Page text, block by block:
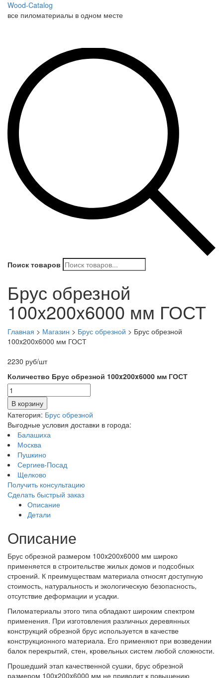
Wood-Catalog
все пиломатериалы в одном месте
Поиск товаров
Брус обрезной
100x200x6000 мм ГОСТ
Главная > Магазин > Брус обрезной > Брус обрезной
100x200x6000 мм ГОСТ
2230 руб/шт
Количество Брус обрезной 100x200x6000 мм ГОСТ
В корзину
Категория: Брус обрезной
Выгодные условия доставки в города:
Балашиха
Москва
Пушкино
Сергиев-Посад
Щелково
Получить консультацию
Сделать быстрый заказ
Описание
Детали
Описание
Брус обрезной размером 100x200x6000 мм широко
применяется в строительстве жилых домов и подсобных
строений. К преимуществам материала относят доступную
стоимость, натуральность и экологическую безопасность,
отсутствие деформации и усадки.
Пиломатериалы этого типа обладают широким спектром
применения. При изготовления различных деревянных
конструкций обрезной брус используется в качестве
конструкционного материала. Его применяют при возведении
балок перекрытий, стен, кровельных систем любой сложности.
Прошедший этап качественной сушки, брус обрезной
размером 100x200x6000 мм не приводит к повышению